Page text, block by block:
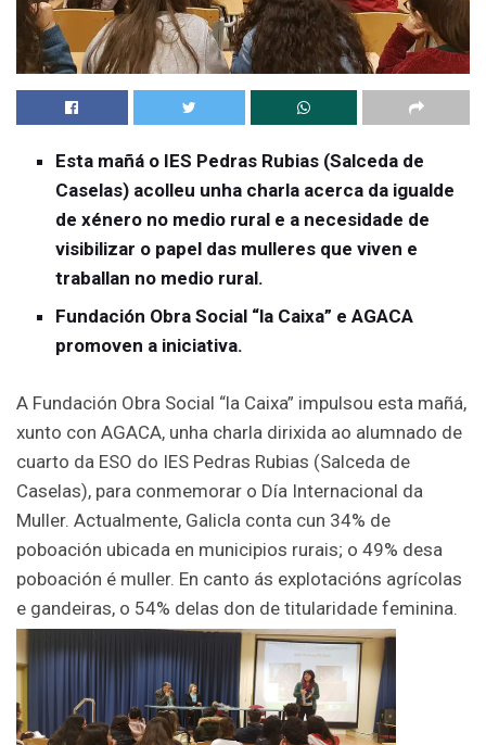
Esta mañá o IES Pedras Rubias (Salceda de
Caselas) acolleu unha charla acerca da igualde
de xénero no medio rural e a necesidade de
visibilizar o papel das mulleres que viven e
traballan no medio rural.
Fundación Obra Social “la Caixa” e AGACA
promoven a iniciativa.
A Fundación Obra Social “la Caixa” impulsou esta mañá,
xunto con AGACA, unha charla dirixida ao alumnado de
cuarto da ESO do IES Pedras Rubias (Salceda de
Caselas), para conmemorar o Día Internacional da
Muller. Actualmente, Galicla conta cun 34% de
poboación ubicada en municipios rurais; o 49% desa
poboación é muller. En canto ás explotacións agrícolas
e gandeiras, o 54% delas don de titularidade feminina.